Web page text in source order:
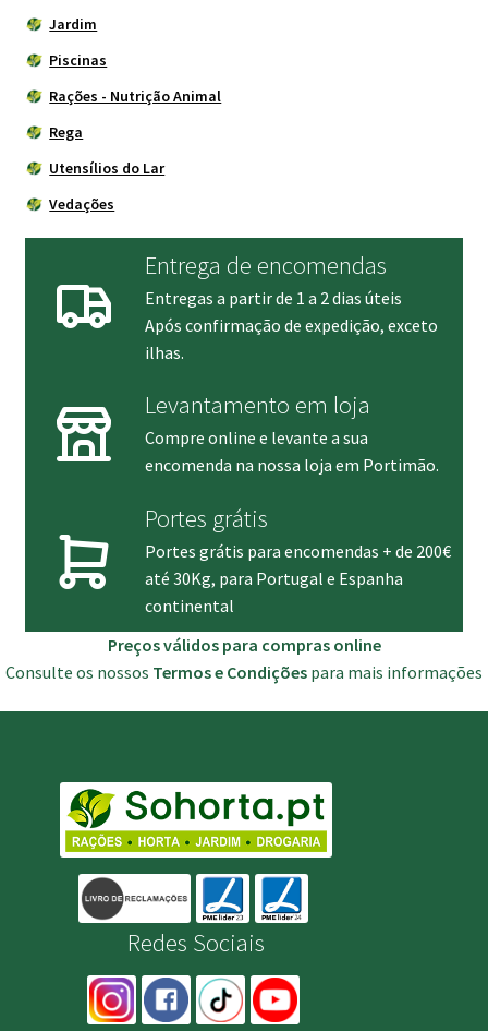
Jardim
Piscinas
Rações - Nutrição Animal
Rega
Utensílios do Lar
Vedações
Entrega de encomendas
Entregas a partir de 1 a 2 dias úteis
Após confirmação de expedição, exceto
ilhas.
Levantamento em loja
Compre online e levante a sua
encomenda na nossa loja em Portimão.
Portes grátis
Portes grátis para encomendas + de 200€
até 30Kg, para Portugal e Espanha
continental
Preços válidos para compras online
Consulte os nossos Termos e Condições para mais informações
Redes Sociais